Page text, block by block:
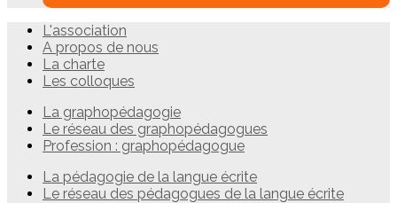
L'association
A propos de nous
La charte
Les colloques
La graphopédagogie
Le réseau des graphopédagogues
Profession : graphopédagogue
La pédagogie de la langue écrite
Le réseau des pédagogues de la langue écrite